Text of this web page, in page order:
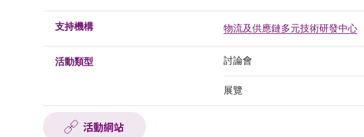
支持機構 物流及供應鏈多元技術研發中心
活動類型 討論會
展覽
活動網站